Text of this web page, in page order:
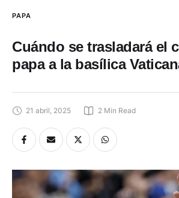
PAPA
Cuándo se trasladará el
papa a la basílica
21 abril, 2025 2 Min Read